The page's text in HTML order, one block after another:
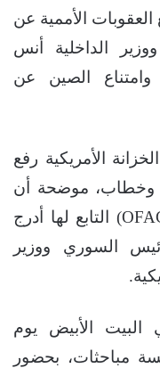
الأممية عن
الداخلية أنس
بتأييد 14 دولة وامتناع الصين عن
الأمريكية رفع
وخطاب، موضحة أن
مكتب مراقبة الأصول الأجنبية (OFAC) التابع لها أدرج
السوري ووزير
الأبيض يوم
مباحثات، بحضور